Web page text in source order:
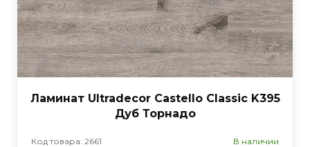
Ламинат Ultradecor Castello Classic K395
Дуб Торнадо
Код товара: 2661 В наличии